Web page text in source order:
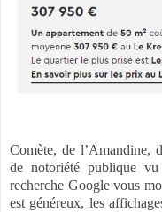
Comète, de l’Amandine,
de notoriété publique
recherche Google vous
est généreux, les